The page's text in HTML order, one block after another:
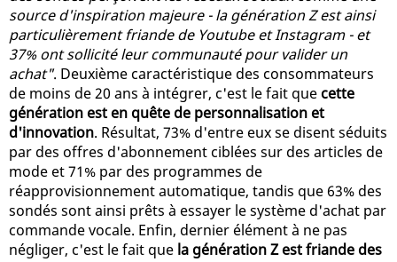
source d'inspiration majeure - la génération Z est ainsi
particulièrement friande de Youtube et Instagram - et
37% ont sollicité leur communauté pour valider un
achat". Deuxième caractéristique des consommateurs
de moins de 20 ans à intégrer, c'est le fait que cette
génération est en quête de personnalisation et
d'innovation. Résultat, 73% d'entre eux se disent séduits
par des offres d'abonnement ciblées sur des articles de
mode et 71% par des programmes de
réapprovisionnement automatique, tandis que 63% des
sondés sont ainsi prêts à essayer le système d'achat par
commande vocale. Enfin, dernier élément à ne pas
négliger, c'est le fait que la génération Z est friande des